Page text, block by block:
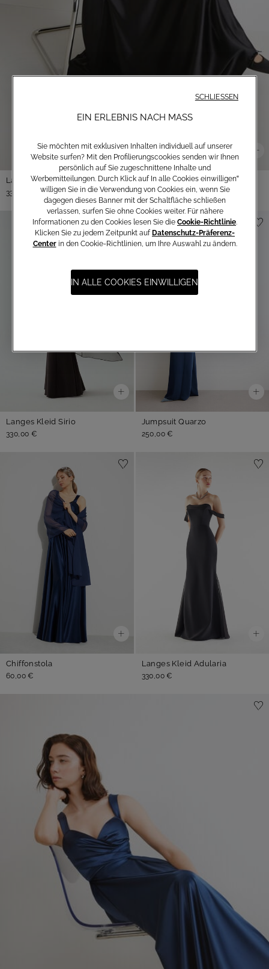
Langes Kleid Roma
330,00 €
Langes Kleid Sirio
330,00 €
Jumpsuit Quarzo
250,00 €
Chiffonstola
60,00 €
Langes Kleid Adularia
330,00 €
EIN ERLEBNIS NACH MASS
Sie möchten mit exklusiven Inhalten individuell auf unserer
Website surfen? Mit den Profilierungscookies senden wir Ihnen
persönlich auf Sie zugeschnittene Inhalte und
Werbemitteilungen. Durch Klick auf In alle Cookies einwilligen‟
willigen Sie in die Verwendung von Cookies ein, wenn Sie
dagegen dieses Banner mit der Schaltfläche schließen
verlassen, surfen Sie ohne Cookies weiter. Für nähere
Informationen zu den Cookies lesen Sie die Cookie-Richtlinie.
Klicken Sie zu jedem Zeitpunkt auf Datenschutz-Präferenz-
Centerin den Cookie-Richtlinien, um Ihre Auswahl zu ändern.
IN ALLE COOKIES EINWILLIGEN
SCHLIESSEN